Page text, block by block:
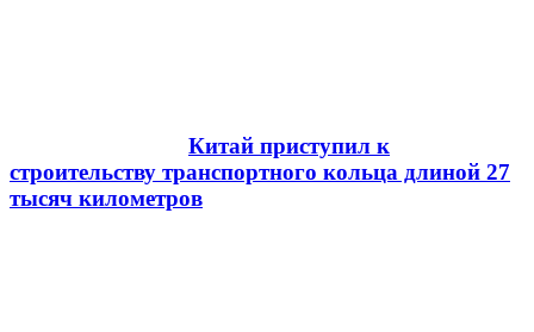
Китай приступил к
строительству транспортного кольца длиной 27
тысяч километров